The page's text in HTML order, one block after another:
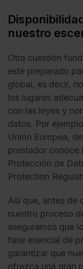
nuestro
Otra cuestión
esté preparado
global, es decir,
los lugares
con las leyes y
datos. Por
Unión Europea,
prestador conoce
Protección de
Protection
Así que, antes de
nuestro proceso
aseguramos que
fase esencial de
garantizar que
ofrezca una gran